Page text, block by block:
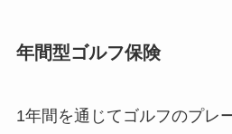
年間型ゴルフ保険
1年間を通じてゴルフのプレ